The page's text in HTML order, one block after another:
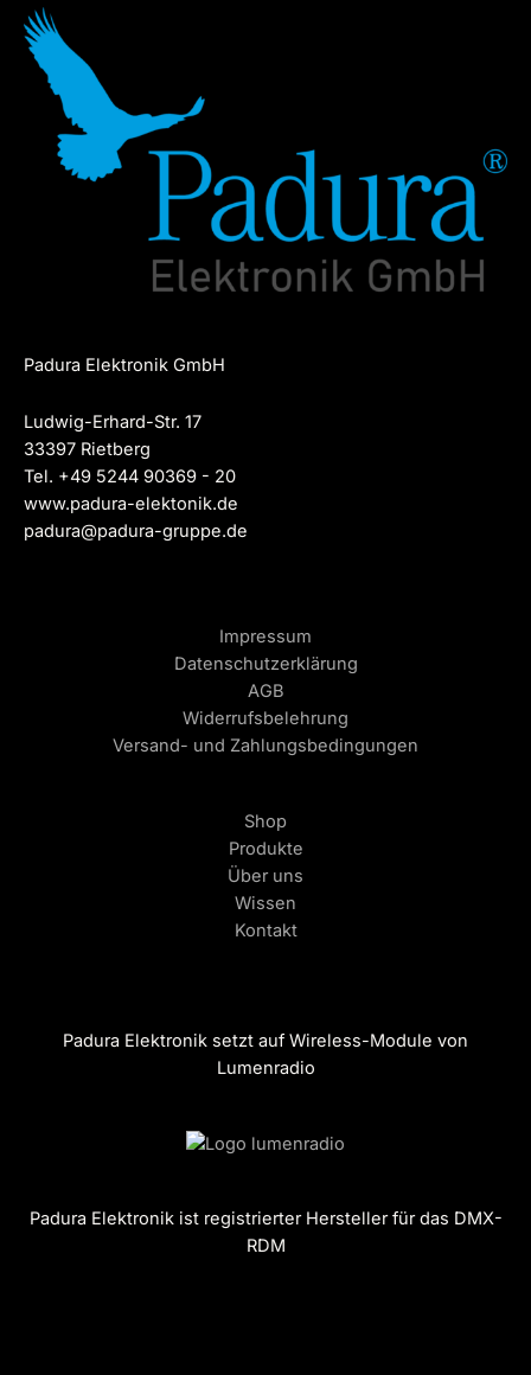
Padura Elektronik GmbH
Ludwig-Erhard-Str. 17
33397 Rietberg
Tel. +49 5244 90369 - 20
www.padura-elektonik.de
padura@padura-gruppe.de
Impressum
Datenschutzerklärung
AGB
Widerrufsbelehrung
Versand- und Zahlungsbedingungen
Shop
Produkte
Über uns
Wissen
Kontakt
Padura Elektronik setzt auf Wireless-Module von
Lumenradio
Padura Elektronik ist registrierter Hersteller für das DMX-
RDM